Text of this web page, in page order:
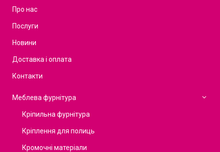
Про нас
Послуги
Новини
Доставка і оплата
Контакти
Меблева фурнітура
Кріпильна фурнітура
Кріплення для полиць
Кромочні матеріали